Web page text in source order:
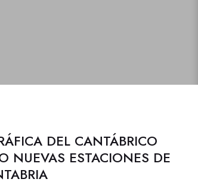
DEL CANTÁBRICO
NUEVAS ESTACIONES DE